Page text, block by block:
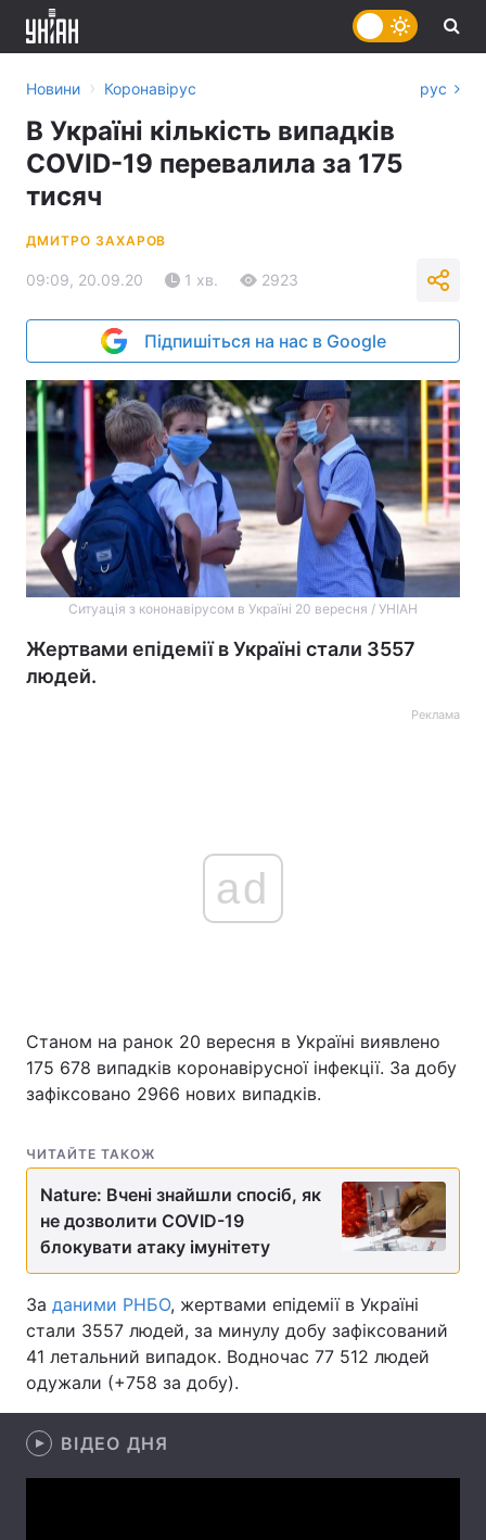
Головна Війна
Економіка
Наука
Техно і зв'язок Лайт
Зброя Інциденти
Здоров'я Туризм
Екологія
Новини › Коронавірус рус
В Україні кількість випадків
COVID-19 перевалила за 175
тисяч
ДМИТРО ЗАХАРОВ
09:09, 20.09.20 1 хв. 2923
Підпишіться на нас в Google
Ситуація з кононавірусом в Україні 20 вересня / УНІАН
Жертвами епідемії в Україні стали 3557
людей.
Реклама
ad
Станом на ранок 20 вересня в Україні виявлено
175 678 випадків коронавірусної інфекції. За добу
зафіксовано 2966 нових випадків.
ЧИТАЙТЕ ТАКОЖ
Nature: Вчені знайшли спосіб, як
не дозволити COVID-19
блокувати атаку імунітету
За даними РНБО, жертвами епідемії в Україні
стали 3557 людей, за минулу добу зафіксований
41 летальний випадок. Водночас 77 512 людей
одужали (+758 за добу).
ВІДЕО ДНЯ